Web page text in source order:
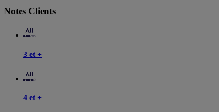
Notes Clients
3 et +
4 et +